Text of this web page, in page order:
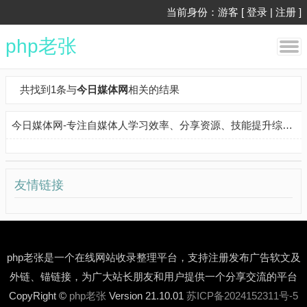
当前身份：游客 [ 登录 | 注册 ]
php老张
共找到1条与今日媒体网相关的结果
今日媒体网-专注自媒体人学习效率、分享资源、技能提升综合平台
友情链接
php老张是一个在线网站收录整理平台，支持注册发布广告软文及
外链、锚链接，为广大站长朋友和用户提供一个分享交流的平台
CopyRight © php老张 Version 21.10.01 苏ICP备2024152311号-5